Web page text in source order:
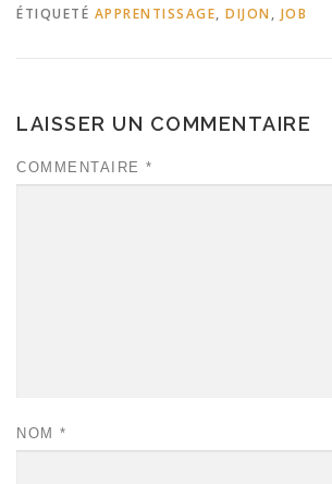
ÉTIQUETÉ APPRENTISSAGE, DIJON , JOB
LAISSER UN COMMENTAIRE
COMMENTAIRE *
NOM *